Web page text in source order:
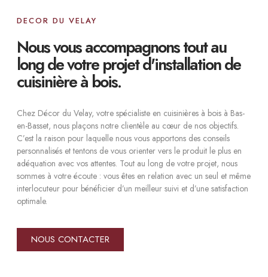
DECOR DU VELAY
Nous vous accompagnons tout au
long de votre projet d'installation de
cuisinière à bois.
Chez Décor du Velay, votre spécialiste en cuisinières à bois à Bas-
en-Basset, nous plaçons notre clientèle au cœur de nos objectifs.
C’est la raison pour laquelle nous vous apportons des conseils
personnalisés et tentons de vous orienter vers le produit le plus en
adéquation avec vos attentes. Tout au long de votre projet, nous
sommes à votre écoute : vous êtes en relation avec un seul et même
interlocuteur pour bénéficier d’un meilleur suivi et d’une satisfaction
optimale.
NOUS CONTACTER